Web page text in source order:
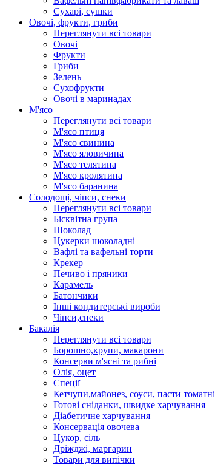
Сухарі, сушки
Овочі, фрукти, гриби
Переглянути всі товари
Овочі
Фрукти
Гриби
Зелень
Сухофрукти
Овочі в маринадах
М'ясо
Переглянути всі товари
М'ясо птиця
М'ясо свинина
М'ясо яловичина
М'ясо телятина
М'ясо кролятина
М'ясо баранина
Солодощі, чіпси, снеки
Переглянути всі товари
Бісквітна група
Шоколад
Цукерки шоколадні
Вафлі та вафельні торти
Крекер
Печиво і пряники
Карамель
Батончики
Інші кондитерські вироби
Чіпси,снеки
Бакалія
Переглянути всі товари
Борошно,крупи, макарони
Консерви м'ясні та рибні
Олія, оцет
Спеції
Кетчупи,майонез, соуси, пасти томатні
Готові сніданки, швидке харчування
Діабетичне харчування
Консервація овочева
Цукор, сіль
Дріжджі, маргарин
Товари для випічки